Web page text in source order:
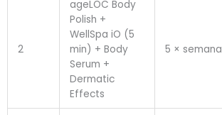
2
ageLOC Body
Polish +
WellSpa iO (5
min) + Body
Serum +
Dermatic
Effects
5 × semana